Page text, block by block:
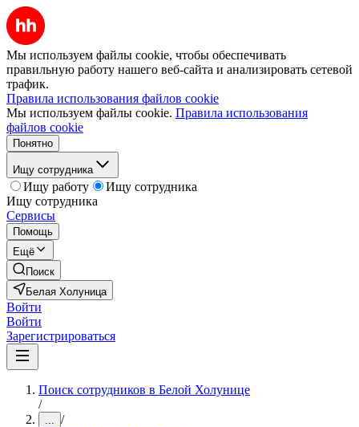
Мы используем файлы cookie, чтобы обеспечивать
правильную работу нашего веб-сайта и анализировать сетевой
трафик.
Правила использования файлов cookie
Мы используем файлы cookie. Правила использования
файлов cookie
Понятно
Ищу сотрудника
Ищу работу
Ищу сотрудника
Ищу сотрудника
Сервисы
Помощь
Ещё
Поиск
Белая Холуница
Войти
Войти
Зарегистрироваться
Поиск сотрудников в Белой Холунице
/
... /